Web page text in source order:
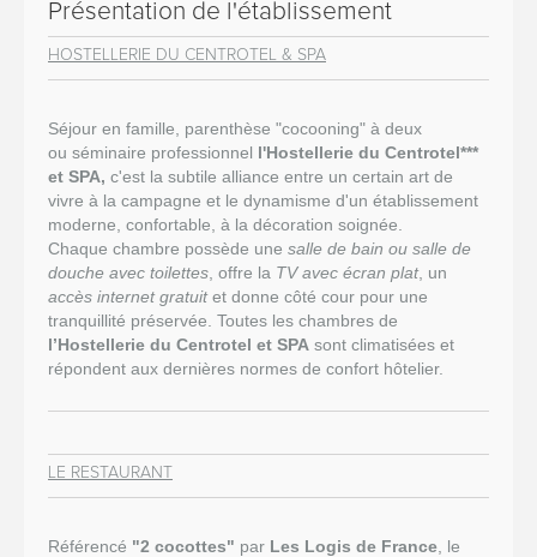
Présentation de l'établissement
HOSTELLERIE DU CENTROTEL & SPA
Séjour en famille, parenthèse "cocooning" à deux
ou séminaire professionnel l'Hostellerie du Centrotel***
et SPA, c'est la subtile alliance entre un certain art de
vivre à la campagne et le dynamisme d'un établissement
moderne, confortable, à la décoration soignée.
Chaque chambre possède une salle de bain ou salle de
douche avec toilettes , offre la TV avec écran plat, un
accès internet gratuitet donne côté cour pour une
tranquillité préservée. Toutes les chambres de
l’Hostellerie du Centrotel et SPA sont climatisées et
répondent aux dernières normes de confort hôtelier.
LE RESTAURANT
Référencé "2 cocottes" par Les Logis de France , le